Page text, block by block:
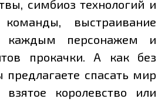
симбиоз технологий и
выстраивание
каждым персонажем и
прокачки. А как без
предлагаете спасать мир
королевство или